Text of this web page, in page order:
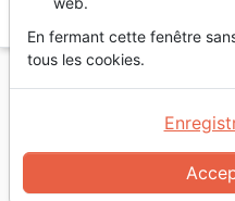
Accueil Livres
Dieu vient habiter
Dieu vient habiter
En fermant cette fenêtre
tous les cookies.